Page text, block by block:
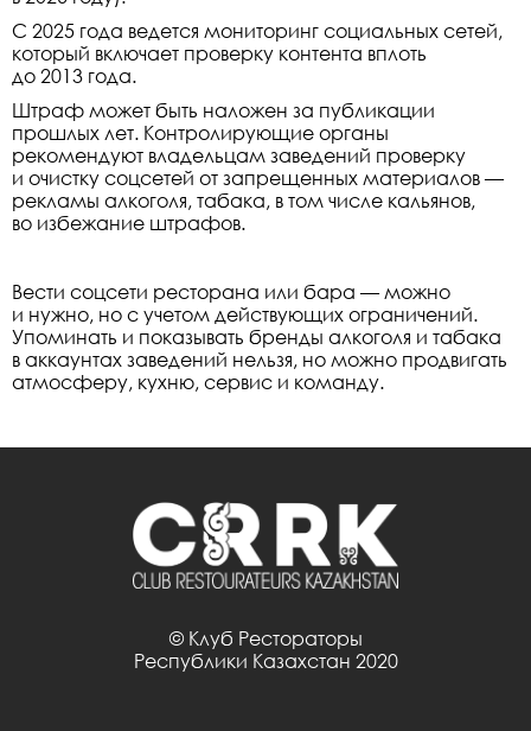
С 2025 года ведется мониторинг социальных сетей,
который включает проверку контента вплоть
до 2013 года.
Штраф может быть наложен за публикации
прошлых лет. Контролирующие органы
рекомендуют владельцам заведений проверку
и очистку соцсетей от запрещенных материалов —
рекламы алкоголя, табака, в том числе кальянов,
во избежание штрафов.
Вести соцсети ресторана или бара — можно
и нужно, но с учетом действующих ограничений.
Упоминать и показывать бренды алкоголя и табака
в аккаунтах заведений нельзя, но можно продвигать
атмосферу, кухню, сервис и команду.
© Клуб Рестораторы
Республики Казахстан 2020